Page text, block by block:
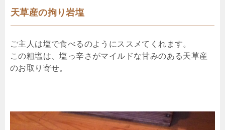
天草産の拘り岩塩
ご主人は塩で食べるのようにススメてくれます。
この粗塩は、塩っ辛さがマイルドな甘みのある天草産
のお取り寄せ。